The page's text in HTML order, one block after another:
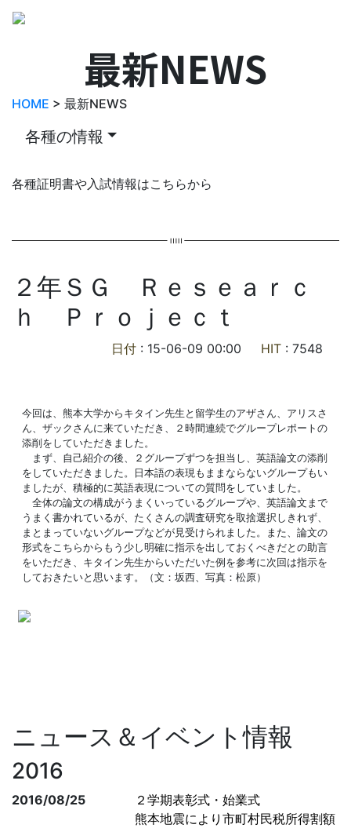
最新NEWS
HOME > 最新NEWS
各種の情報
各種証明書や入試情報はこちらから
２年ＳＧ Ｒｅｓｅａｒｃ
ｈ Ｐｒｏｊｅｃｔ
日付 : 15-06-09 00:00 HIT : 7548
今回は、熊本大学からキタイン先生と留学生のアザさん、アリスさ
ん、ザックさんに来ていただき、２時間連続でグループレポートの
添削をしていただきました。
まず、自己紹介の後、２グループずつを担当し、英語論文の添削
をしていただきました。日本語の表現もままならないグループもい
ましたが、積極的に英語表現についての質問をしていました。
全体の論文の構成がうまくいっているグループや、英語論文まで
うまく書かれているが、たくさんの調査研究を取捨選択しきれず、
まとまっていないグループなどが見受けられました。また、論文の
形式をこちらからもう少し明確に指示を出しておくべきだとの助言
をいただき、キタイン先生からいただいた例を参考に次回は指示を
しておきたいと思います。（文：坂西、写真：松原）
ニュース＆イベント情報
2016
2016/08/25 ２学期表彰式・始業式
熊本地震により市町村民税所得割額